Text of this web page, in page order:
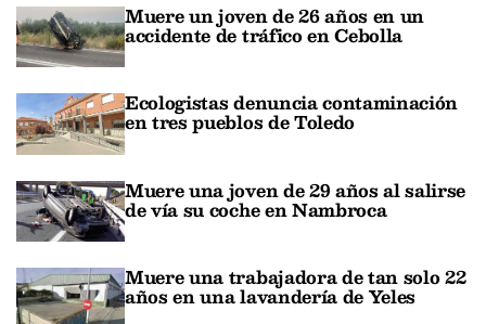
Muere un joven de 26 años en un
accidente de tráfico en Cebolla
Ecologistas denuncia contaminación
en tres pueblos de Toledo
Muere una joven de 29 años al salirse
de vía su coche en Nambroca
Muere una trabajadora de tan solo 22
años en una lavandería de Yeles